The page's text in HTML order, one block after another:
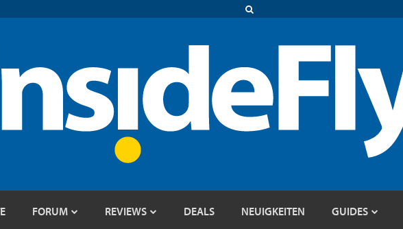
FORUM REVIEWS DEALS NEUIGKEITEN GUIDES